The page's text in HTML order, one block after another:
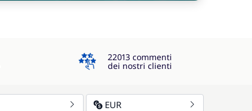
4.3
22013 commenti
dei nostri clienti
EUR